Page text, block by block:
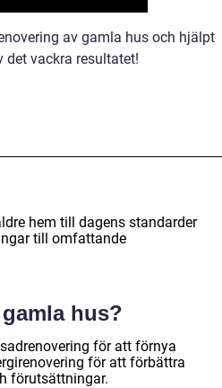
av gamla hus och hjälpt
det vackra resultatet!
hem till dagens standarder
till omfattande
hus?
för att förnya
för att förbättra
förutsättningar.